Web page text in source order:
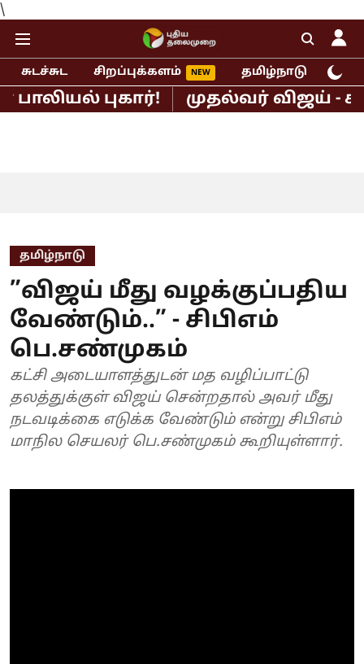
\
சுடச்சுட சிறப்புக்களம் தமிழ்நாடு
புகார்! முதல்வர் விஜய் - சங்கீதா
தமிழ்நாடு
”விஜய் மீது வழக்குப்பதிய
வேண்டும்..” - சிபிஎம்
பெ.சண்முகம்
கட்சி அடையாளத்துடன் மத வழிப்பாட்டு
தலத்துக்குள் விஜய் சென்றதால் அவர் மீது
நடவடிக்கை எடுக்க வேண்டும் என்று சிபிஎம்
மாநில செயலர் பெ.சண்முகம் கூறியுள்ளார்.